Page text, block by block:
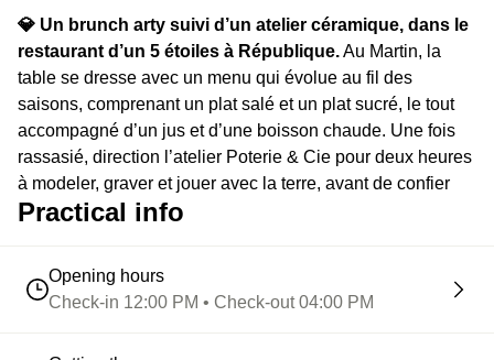
💎 Un brunch arty suivi d’un atelier céramique, dans le
restaurant d’un 5 étoiles à République.Au Martin, la
table se dresse avec un menu qui évolue au fil des
saisons, comprenant un plat salé et un plat sucré, le tout
accompagné d’un jus et d’une boisson chaude. Une fois
rassasié, direction l’atelier Poterie & Cie pour deux heures
à modeler, graver et jouer avec la terre, avant de confier
votre chef-d’œuvre à Sandrine pour la touche finale.
plaisir tactile, dans un hôtel où l’âme créative du quartier
République s’exprime jusque dans les moindres détails.
Practical info
Opening hours
Check-in 12:00 PM • Check-out 04:00 PM